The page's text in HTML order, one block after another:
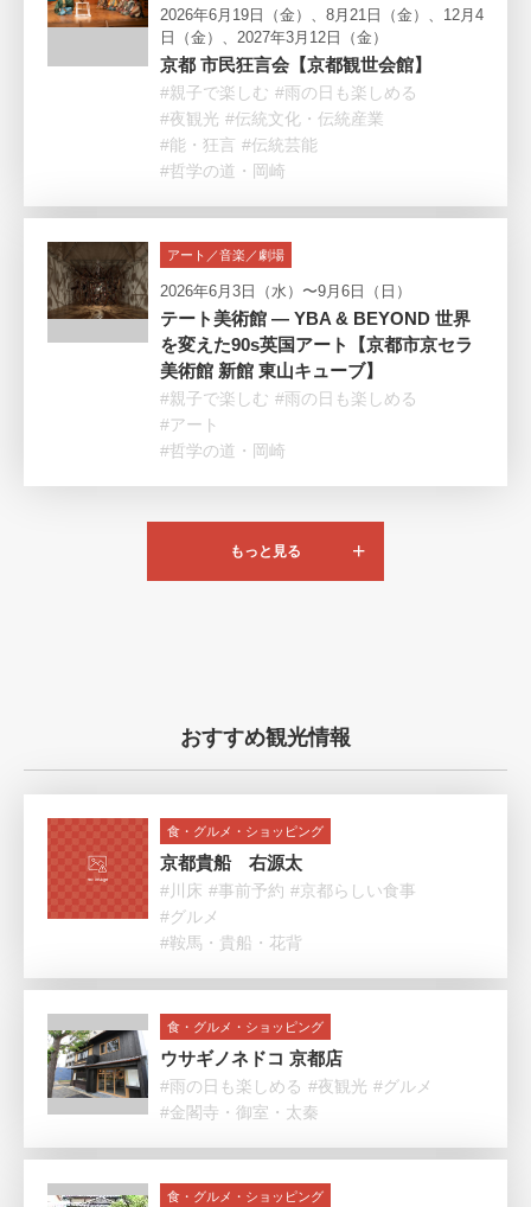
2026年6月19日（金）、8月21日（金）、12月4
日（金）、2027年3月12日（金）
京都 市民狂言会【京都観世会館】
#親子で楽しむ #雨の日も楽しめる
#夜観光 #伝統文化・伝統産業
#能・狂言 #伝統芸能
#哲学の道・岡崎
アート／音楽／劇場
2026年6月3日（水）〜9月6日（日）
テート美術館 ― YBA & BEYOND 世界
を変えた90s英国アート【京都市京セラ
美術館 新館 東山キューブ】
#親子で楽しむ #雨の日も楽しめる
#アート
#哲学の道・岡崎
もっと見る
おすすめ観光情報
食・グルメ・ショッピング
京都貴船 右源太
#川床 #事前予約 #京都らしい食事
#グルメ
#鞍馬・貴船・花背
食・グルメ・ショッピング
ウサギノネドコ 京都店
#雨の日も楽しめる #夜観光 #グルメ
#金閣寺・御室・太秦
食・グルメ・ショッピング